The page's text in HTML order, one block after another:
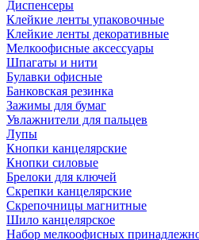
Диспенсеры
Клейкие ленты упаковочные
Клейкие ленты декоративные
Мелкоофисные аксессуары
Шпагаты и нити
Булавки офисные
Банковская резинка
Зажимы для бумаг
Увлажнители для пальцев
Лупы
Кнопки канцелярские
Кнопки силовые
Брелоки для ключей
Скрепки канцелярские
Скрепочницы магнитные
Шило канцелярское
Набор мелкоофисных